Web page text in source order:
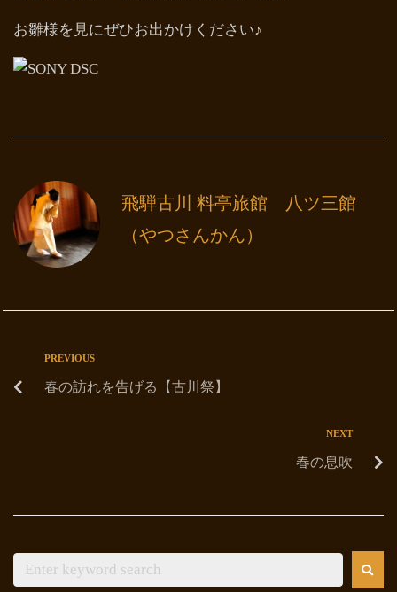
お雛様を見にぜひお出かけください♪
飛騨古川 料亭旅館 八ツ三館
（やつさんかん）
PREVIOUS
春の訪れを告げる【古川祭】
NEXT
春の息吹